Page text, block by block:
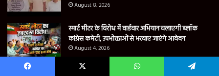
August 8, 2026
स्मार्ट मीटर के विरोध में वार्डवार अभियान चलाएगी ब्लॉक
कांग्रेस कमेटी, उपभोक्ताओं से भरवाए जाएंगे आवेदन
August 4, 2026
नए पुलिस कप्तान किरण चव्हाण ने कहा, दल्ली राजहरा की